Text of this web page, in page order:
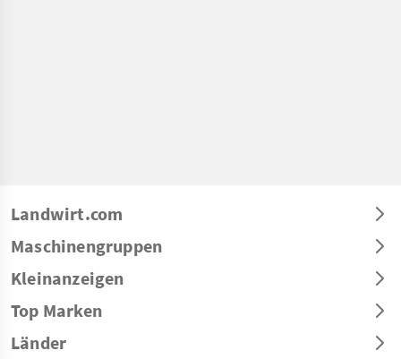
Landwirt.com
Maschinengruppen
Kleinanzeigen
Top Marken
Länder